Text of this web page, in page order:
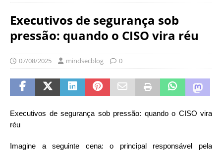
Executivos de segurança sob
pressão: quando o CISO vira réu
07/08/2025 mindsecblog 0
Executivos de segurança sob pressão: quando o CISO vira
réu
Imagine a seguinte cena: o principal responsável pela